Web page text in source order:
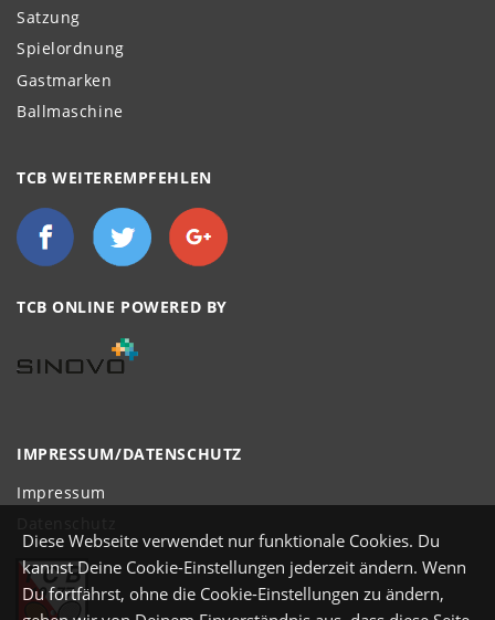
Satzung
Spielordnung
Gastmarken
Ballmaschine
TCB WEITEREMPFEHLEN
TCB ONLINE POWERED BY
IMPRESSUM/DATENSCHUTZ
Impressum
Diese Webseite verwendet nur funktionale Cookies. Du
kannst Deine Cookie-Einstellungen jederzeit ändern. Wenn
Du fortfährst, ohne die Cookie-Einstellungen zu ändern,